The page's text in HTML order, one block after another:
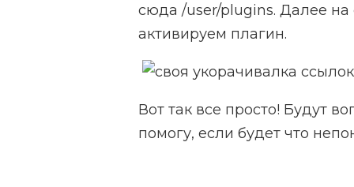
сюда /user/plugins. Далее
активируем плагин.
Вот так все просто! Будут
помогу, если будет что